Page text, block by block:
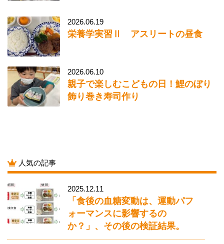
2026.06.19
栄養学実習Ⅱ アスリートの昼食
2026.06.10
親子で楽しむこどもの日！鯉のぼり
飾り巻き寿司作り
人気の記事
2025.12.11
「食後の血糖変動は、運動パフ
ォーマンスに影響するの
か？」、その後の検証結果。